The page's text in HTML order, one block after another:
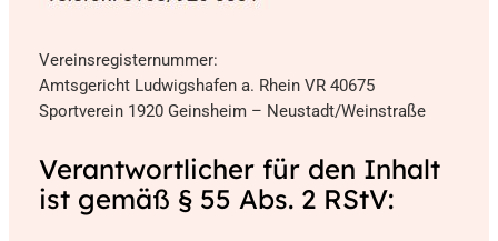
Vereinsregisternummer:
Amtsgericht Ludwigshafen a. Rhein VR 40675
Sportverein 1920 Geinsheim – Neustadt/Weinstraße
Verantwortlicher für den Inhalt
ist gemäß § 55 Abs. 2 RStV: